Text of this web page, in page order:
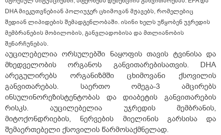
DHA მიეკუთვნებიან პოლიუჯერ ცხიმოვან მჟავებს, რომელებიც
შედიან ლიპიდების შემადგენლობაში. ისინი ხელს უწყობენ უჯრედის
მემბრანების მობილობის, განვლადობისა და მთლიანობის
შენარჩუნებას.
აუცილებელია ორსულებში ნაყოფის თავის ტვინისა და
მხედველობის ორგანოს განვითარებისათვის. DHA
არეგულირებს ორგანიზმში ცხიმოვანი ქსოვილის
განვითარებას. საერთო ომეგა-3 ამცირებს
ინსულინორეზისტენტობას და დიაბეტის განვითარების
რისკს. აუცილებელია უჯრედის მემბრანის,
მიტოქონდრიების, ნერვების მიელინის გარსისა და
შემაერთებელი ქსოვილის წარმოსაქმნელად.